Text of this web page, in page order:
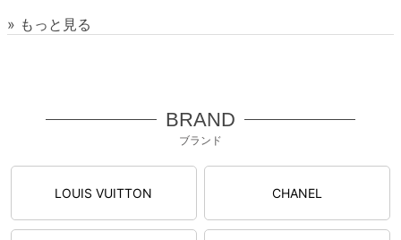
» もっと見る
BRAND
ブランド
LOUIS VUITTON CHANEL